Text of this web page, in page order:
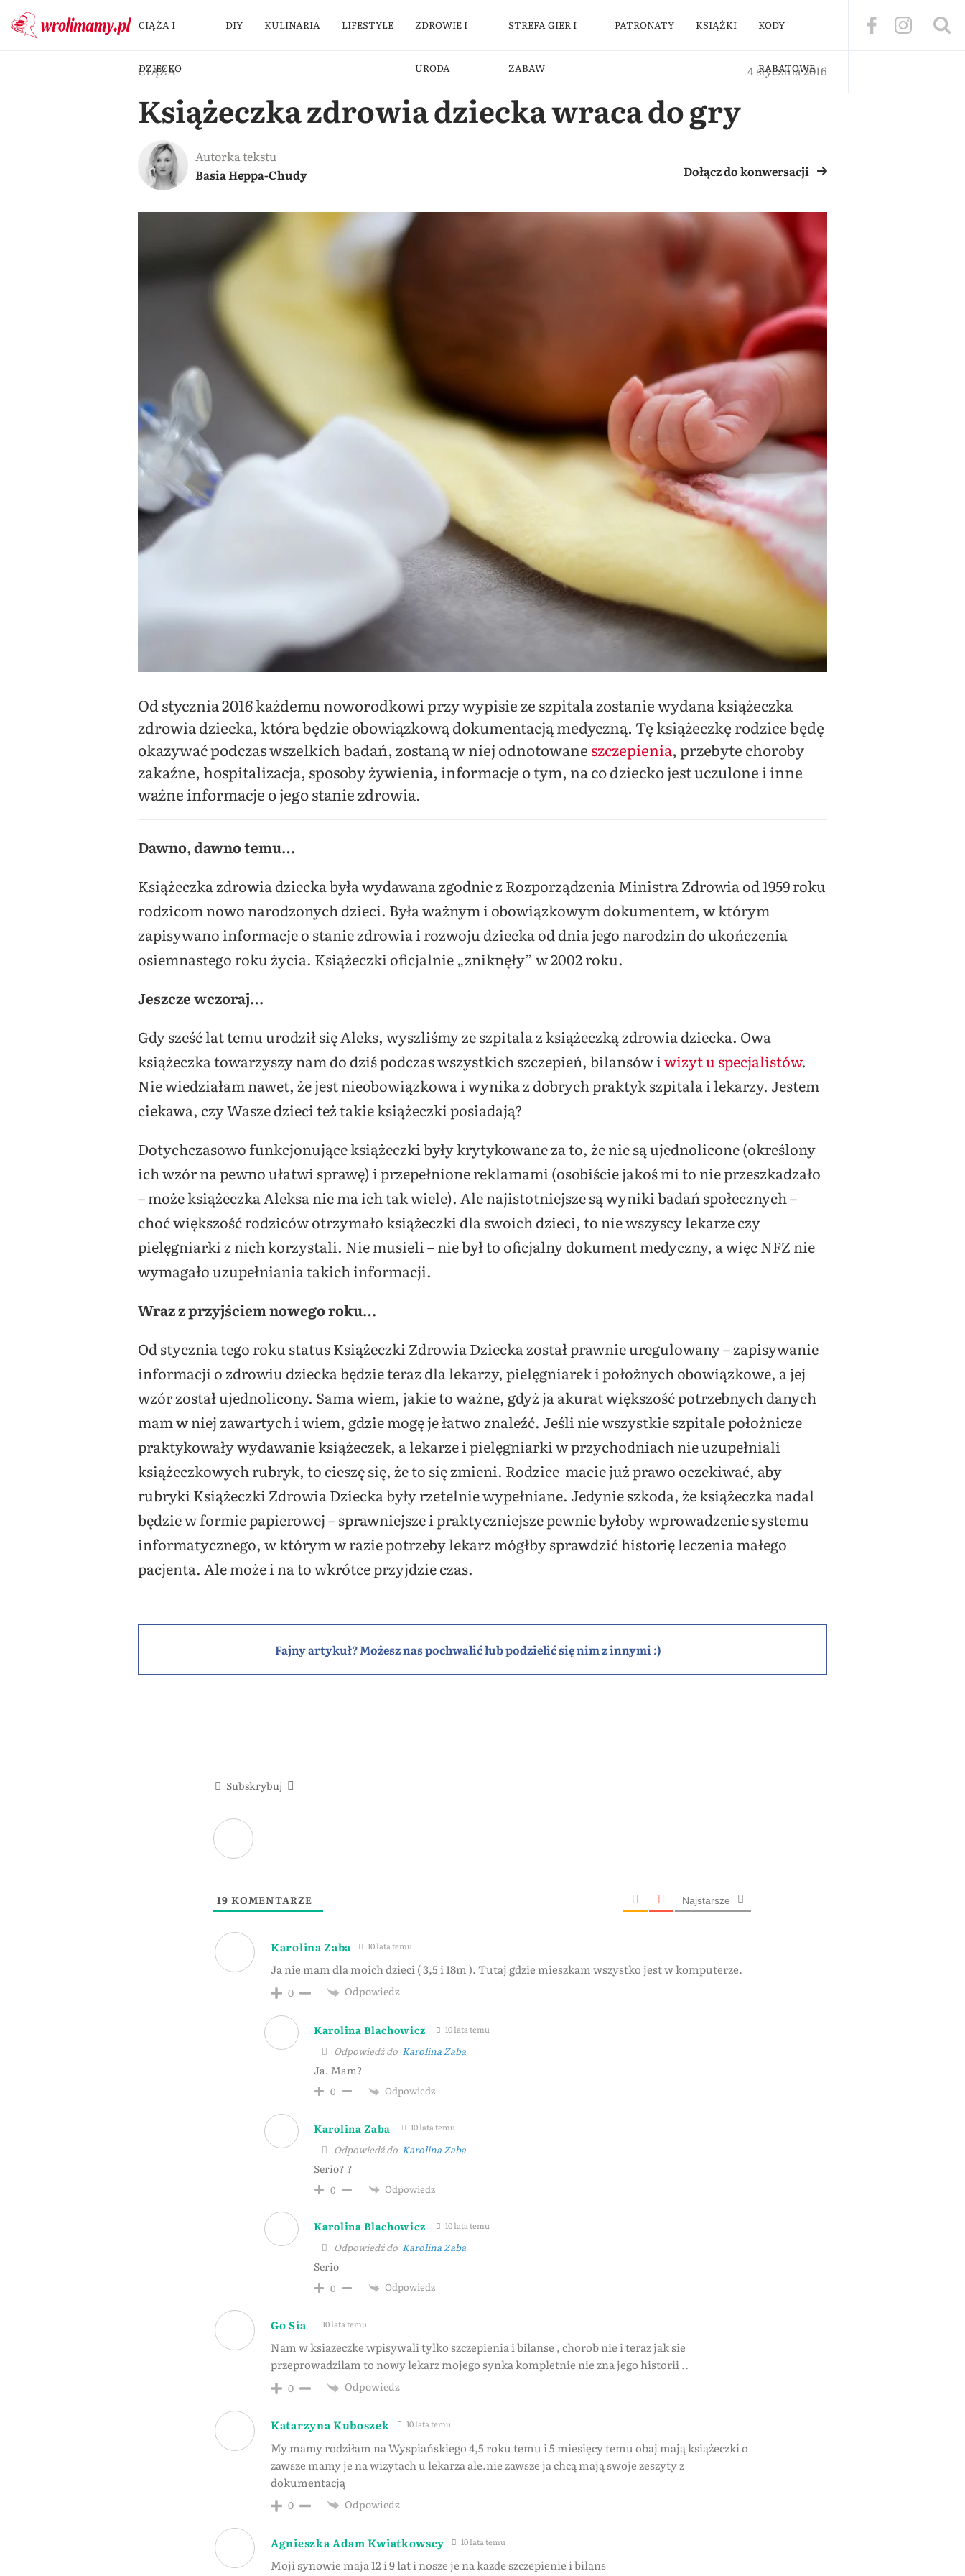
CIĄŻA I
DZIECKO
DIY KULINARIA LIFESTYLE ZDROWIE I
URODA
STREFA GIER I
ZABAW
PATRONATY KSIĄŻKI KODY
RABATOWE
CIĄŻA 4 stycznia 2016
Książeczka zdrowia dziecka wraca do gry
Autorka tekstu
Basia Heppa-Chudy
Dołącz do konwersacji
Od stycznia 2016 każdemu noworodkowi przy wypisie ze szpitala zostanie wydana książeczka
zdrowia dziecka, która będzie obowiązkową dokumentacją medyczną. Tę książeczkę rodzice będę
okazywać podczas wszelkich badań, zostaną w niej odnotowaneszczepienia, przebyte choroby
zakaźne, hospitalizacja, sposoby żywienia, informacje o tym, na co dziecko jest uczulone i inne
ważne informacje o jego stanie zdrowia.
Dawno, dawno temu…
Książeczka zdrowia dziecka była wydawana zgodnie z Rozporządzenia Ministra Zdrowia od 1959 roku
rodzicom nowo narodzonych dzieci. Była ważnym i obowiązkowym dokumentem, w którym
zapisywano informacje o stanie zdrowia i rozwoju dziecka od dnia jego narodzin do ukończenia
osiemnastego roku życia. Książeczki oficjalnie „zniknęły” w 2002 roku.
Jeszcze wczoraj…
Gdy sześć lat temu urodził się Aleks, wyszliśmy ze szpitala z książeczką zdrowia dziecka. Owa
książeczka towarzyszy nam do dziś podczas wszystkich szczepień, bilansów iwizyt u specjalistów.
Nie wiedziałam nawet, że jest nieobowiązkowa i wynika z dobrych praktyk szpitala i lekarzy. Jestem
ciekawa, czy Wasze dzieci też takie książeczki posiadają?
Dotychczasowo funkcjonujące książeczki były krytykowane za to, że nie są ujednolicone (określony
ich wzór na pewno ułatwi sprawę) i przepełnione reklamami (osobiście jakoś mi to nie przeszkadzało
– może książeczka Aleksa nie ma ich tak wiele). Ale najistotniejsze są wyniki badań społecznych –
choć większość rodziców otrzymało książeczki dla swoich dzieci, to nie wszyscy lekarze czy
pielęgniarki z nichkorzystali. Nie musieli – nie był to oficjalny dokument medyczny, a więc NFZ nie
wymagało uzupełniania takich informacji.
Wraz z przyjściem nowego roku…
Od stycznia tego roku status Książeczki Zdrowia Dziecka został prawnie uregulowany – zapisywanie
informacji o zdrowiu dziecka będzie teraz dla lekarzy, pielęgniarek i położnych obowiązkowe, a jej
wzór został ujednolicony. Sama wiem, jakie to ważne, gdyż ja akurat większość potrzebnych danych
mam w niej zawartych i wiem, gdzie mogę je łatwo znaleźć. Jeśli nie wszystkie szpitale położnicze
praktykowały wydawanie książeczek, a lekarze i pielęgniarki w przychodniach nie uzupełniali
książeczkowych rubryk, to cieszę się, że to się zmieni. Rodzice macie już prawo oczekiwać, aby
rubryki Książeczki Zdrowia Dziecka były rzetelnie wypełniane. Jedynie szkoda, że książeczka nadal
będzie w formie papierowej – sprawniejsze i praktyczniejsze pewnie byłoby wprowadzenie systemu
informatycznego, w którym w razie potrzeby lekarz mógłby sprawdzić historię leczenia małego
pacjenta. Ale może i na to wkrótce przyjdzie czas.
Fajny artykuł? Możesz nas pochwalić lub podzielić się nim z innymi :)
Subskrybuj
19 KOMENTARZE Najstarsze
Karolina Zaba 10 lata temu
Ja nie mam dla moich dzieci ( 3,5 i 18m ). Tutaj gdzie mieszkam wszystko jest w komputerze.
0 Odpowiedz
Karolina Blachowicz 10 lata temu
Odpowiedź do Karolina Zaba
Ja. Mam?
0 Odpowiedz
Karolina Zaba 10 lata temu
Odpowiedź do Karolina Zaba
Serio? ?
0 Odpowiedz
Karolina Blachowicz 10 lata temu
Odpowiedź do Karolina Zaba
Serio
0 Odpowiedz
Go Sia 10 lata temu
Nam w ksiazeczke wpisywali tylko szczepienia i bilanse , chorob nie i teraz jak sie
przeprowadzilam to nowy lekarz mojego synka kompletnie nie zna jego historii ..
0 Odpowiedz
Katarzyna Kuboszek 10 lata temu
My mamy rodziłam na Wyspiańskiego 4,5 roku temu i 5 miesięcy temu obaj mają książeczki o
zawsze mamy je na wizytach u lekarza ale.nie zawsze ja chcą mają swoje zeszyty z
dokumentacją
0 Odpowiedz
Agnieszka Adam Kwiatkowscy 10 lata temu
Moji synowie maja 12 i 9 lat i nosze je na kazde szczepienie i bilans